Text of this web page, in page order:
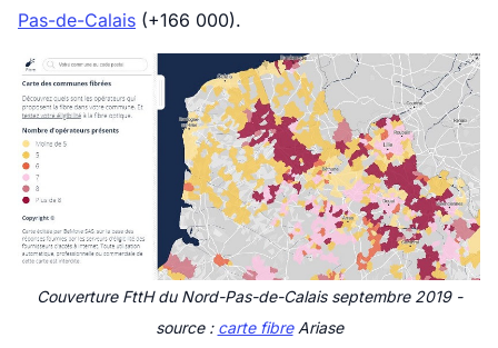
Pas-de-Calais (+166 000).
Couverture FttH du Nord-Pas-de-Calais septembre 2019 -
source : carte fibreAriase